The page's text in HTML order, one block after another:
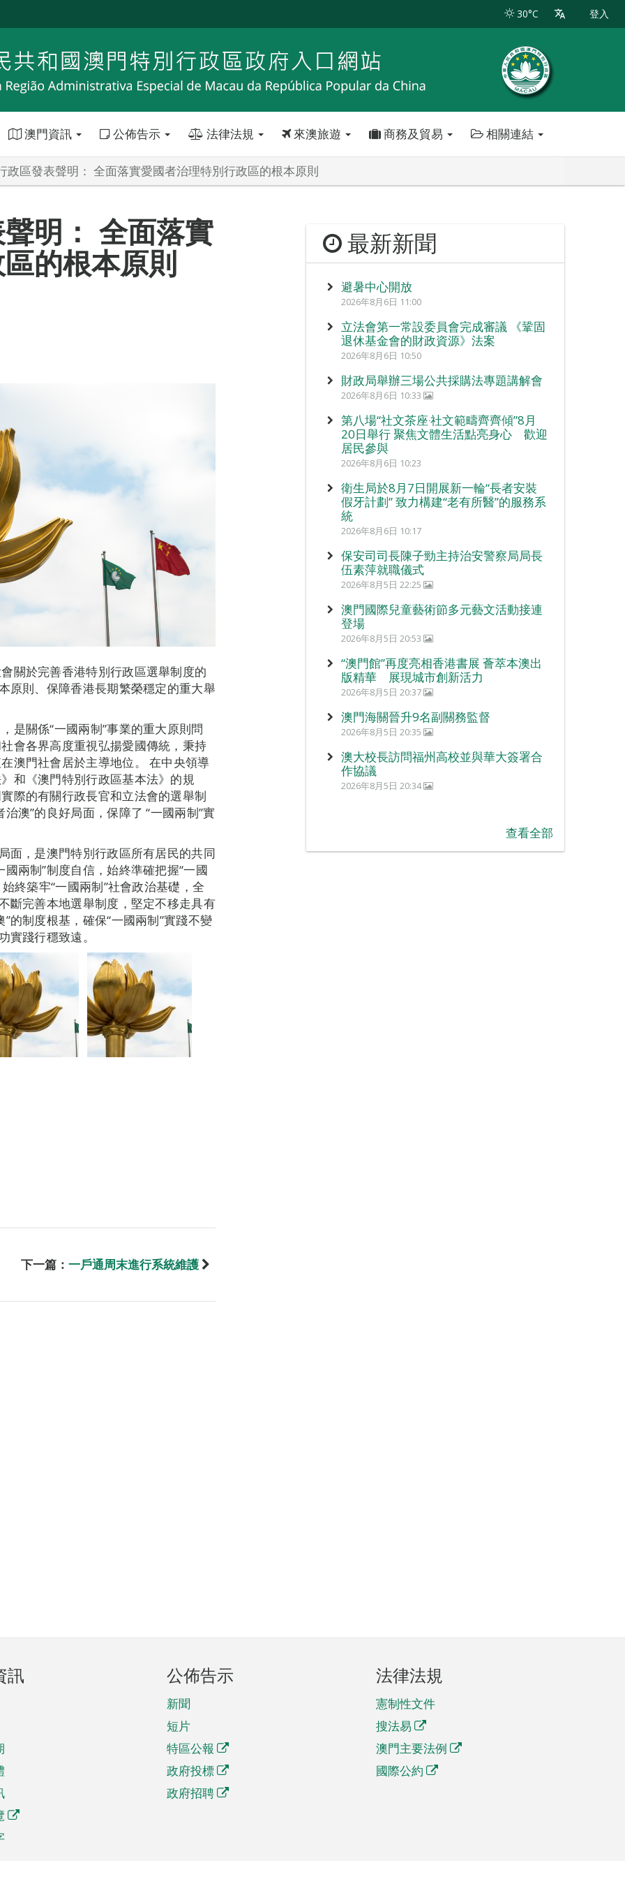
30°C 登入
澳門資訊 公佈告示 法律法規 來澳旅遊 商務及貿易 相關連結
政區發表聲明： 全面落實愛國者治理特別行政區的根本原則
明： 全面落實
的根本原則
關於完善香港特別行政區選舉制度的
原則、保障香港長期繁榮穩定的重大舉
是關係“一國兩制”事業的重大原則問
會各界高度重視弘揚愛國傳統，秉持
澳門社會居於主導地位。 在中央領導
和《澳門特別行政區基本法》的規
際的有關行政長官和立法會的選舉制
澳”的良好局面，保障了 “一國兩制”實
面，是澳門特別行政區所有居民的共同
兩制”制度自信，始終準確把握“一國
終築牢“一國兩制”社會政治基礎，全
斷完善本地選舉制度，堅定不移走具有
的制度根基，確保“一國兩制”實踐不變
實踐行穩致遠。
下一篇： 一戶通周末進行系統維護
最新新聞
避暑中心開放
2026年8月6日 11:00
立法會第一常設委員會完成審議 《鞏固
退休基金會的財政資源》法案
2026年8月6日 10:50
財政局舉辦三場公共採購法專題講解會
2026年8月6日 10:33
第八場“社文茶座‧社文範疇齊齊傾”8月
20日舉行 聚焦文體生活點亮身心 歡迎
居民參與
2026年8月6日 10:23
衛生局於8月7日開展新一輪“長者安裝
假牙計劃” 致力構建“老有所醫”的服務系
統
2026年8月6日 10:17
保安司司長陳子勁主持治安警察局局長
伍素萍就職儀式
2026年8月5日 22:25
澳門國際兒童藝術節多元藝文活動接連
登場
2026年8月5日 20:53
“澳門館”再度亮相香港書展 薈萃本澳出
版精華 展現城市創新活力
2026年8月5日 20:37
澳門海關晉升9名副關務監督
2026年8月5日 20:35
澳大校長訪問福州高校並與華大簽署合
作協議
2026年8月5日 20:34
查看全部
訊 公佈告示
新聞
短片
特區公報
政府投標
政府招聘
法律法規
憲制性文件
搜法易
澳門主要法例
國際公約